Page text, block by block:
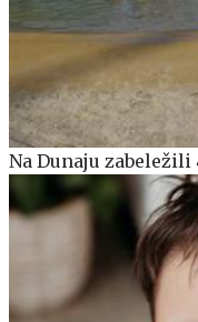
Na Dunaju zabeležili